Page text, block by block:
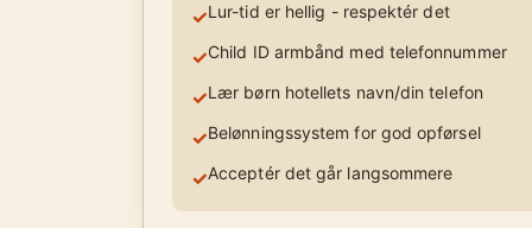
✓Lur-tid er hellig - respektér det
✓Child ID armbånd med telefonnummer
✓Lær børn hotellets navn/din telefon
✓Belønningssystem for god opførsel
✓Acceptér det går langsommere